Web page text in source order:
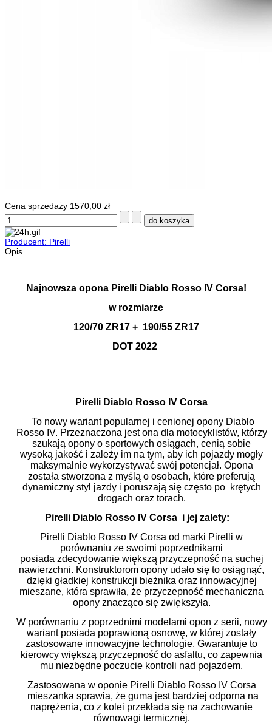
Cena sprzedaży 1570,00 zł
Producent: Pirelli
Opis
Najnowsza opona Pirelli Diablo Rosso IV Corsa!
w rozmiarze
120/70 ZR17 + 190/55 ZR17
DOT 2022
Pirelli Diablo Rosso IV Corsa
To nowy wariant popularnej i cenionej opony Diablo
Rosso IV. Przeznaczona jest ona dla motocyklistów, którzy
szukają opony o sportowych osiągach, cenią sobie
wysoką jakość i zależy im na tym, aby ich pojazdy mogły
maksymalnie wykorzystywać swój potencjał. Opona
została stworzona z myślą o osobach, które preferują
dynamiczny styl jazdy i poruszają się często po krętych
drogach oraz torach.
Pirelli Diablo Rosso IV Corsa i jej zalety:
Pirelli Diablo Rosso IV Corsa od marki Pirelli w
porównaniu ze swoimi poprzednikami
posiada zdecydowanie większą przyczepność na suchej
nawierzchni. Konstruktorom opony udało się to osiągnąć,
dzięki gładkiej konstrukcji bieżnika oraz innowacyjnej
mieszane, która sprawiła, że przyczepność mechaniczna
opony znacząco się zwiększyła.
W porównaniu z poprzednimi modelami opon z serii, nowy
wariant posiada poprawioną osnowę, w której zostały
zastosowane innowacyjne technologie. Gwarantuje to
kierowcy większą przyczepność do asfaltu, co zapewnia
mu niezbędne poczucie kontroli nad pojazdem.
Zastosowana w oponie Pirelli Diablo Rosso IV Corsa
mieszanka sprawia, że guma jest bardziej odporna na
naprężenia, co z kolei przekłada się na zachowanie
równowagi termicznej.